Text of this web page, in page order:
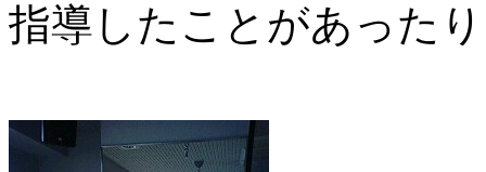
指導したことがあった